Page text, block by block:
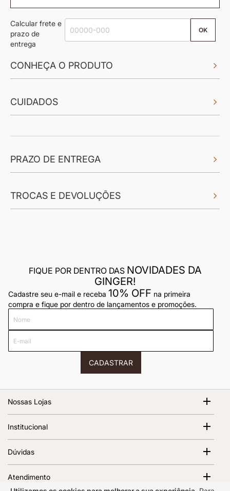
Calcular frete e
prazo de
entrega
OK
CONHEÇA O PRODUTO
CUIDADOS
PRAZO DE ENTREGA
TROCAS E DEVOLUÇÕES
FIQUE POR DENTRO DAS NOVIDADES DA
GINGER!
Cadastre seu e-mail e receba 10% OFF na primeira
compra e fique por dentro de lançamentos e promoções.
mail
CADASTRAR
Nossas Lojas
Av. Magalhães de Castro, 12000 - Morumbi São Paulo - SP,
05676-120 | 1º Piso
Abrir no Google Maps
Institucional
Política de Privacidade
Regulamento e Promoções
Dúvidas
Atendimento